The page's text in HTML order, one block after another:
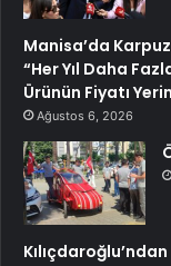
Manisa’da
“Her Yıl Daha
Ürünün Fiyatı
Ağustos 6, 2026
Kılıçdaroğlu’ndan